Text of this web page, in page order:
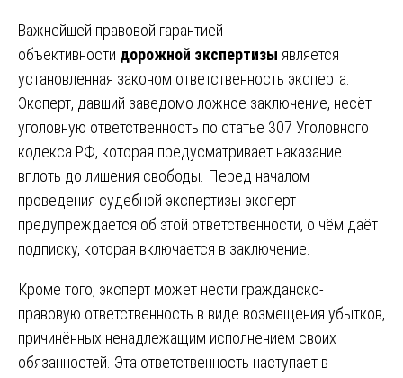
Важнейшей правовой гарантией
объективности дорожной экспертизы является
установленная законом ответственность эксперта.
Эксперт, давший заведомо ложное заключение, несёт
уголовную ответственность по статье 307 Уголовного
кодекса РФ, которая предусматривает наказание
вплоть до лишения свободы. Перед началом
проведения судебной экспертизы эксперт
предупреждается об этой ответственности, о чём даёт
подписку, которая включается в заключение.
Кроме того, эксперт может нести гражданско-
правовую ответственность в виде возмещения убытков,
причинённых ненадлежащим исполнением своих
обязанностей. Эта ответственность наступает в